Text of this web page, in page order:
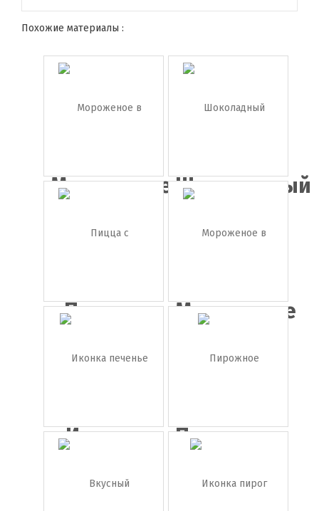
Похожие материалы :
Мороженое
в бокал...
Шоколадный
кекс (...
Пицца с
грибами
Мороженое
в рожке
Иконка
печенье
Пирожное